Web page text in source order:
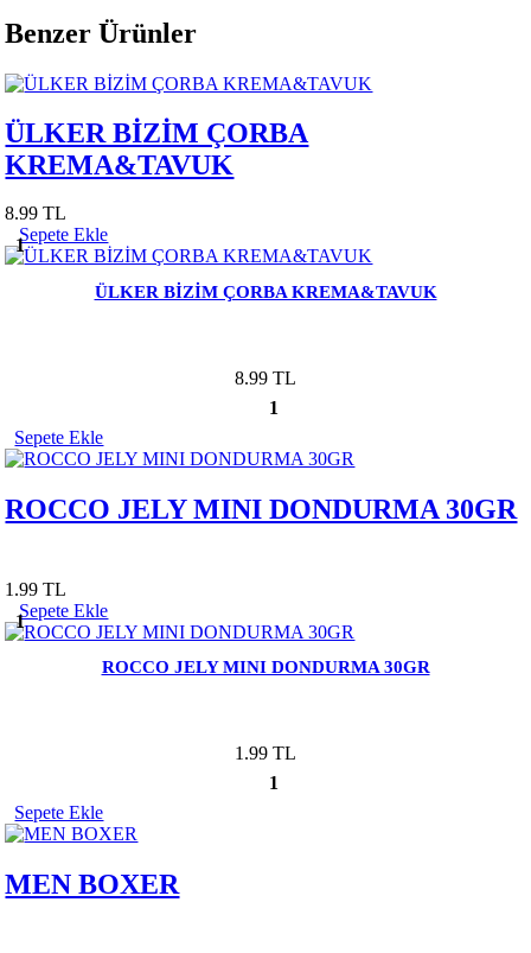
Benzer Ürünler
ÜLKER BİZİM ÇORBA
KREMA&TAVUK
8.99 TL
1
Sepete Ekle
ÜLKER BİZİM ÇORBA KREMA&TAVUK
8.99 TL
1
Sepete Ekle
ROCCO JELY MINI DONDURMA 30GR
1.99 TL
1
Sepete Ekle
ROCCO JELY MINI DONDURMA 30GR
1.99 TL
1
Sepete Ekle
MEN BOXER